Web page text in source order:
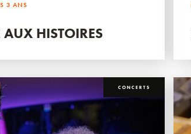
3 ANS
AUX HISTOIRES
CONCERTS